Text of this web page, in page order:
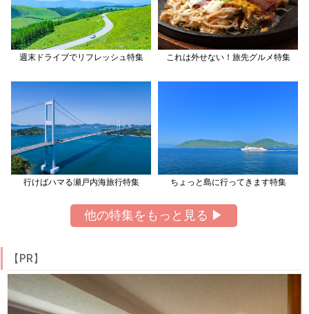
週末ドライブでリフレッシュ特集 これは外せない！旅先グルメ特集
行けばハマる瀬戸内海旅行特集 ちょっと島に行ってきます特集
他の特集をもっと見る ▶
【PR】